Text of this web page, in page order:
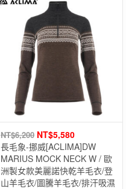
NT$6,200 NT$5,580
長毛象-挪威[ACLIMA]DW
MARIUS MOCK NECK W / 歐
洲製女款美麗諾快乾羊毛衣/登
山羊毛衣/圖騰羊毛衣/排汗吸濕